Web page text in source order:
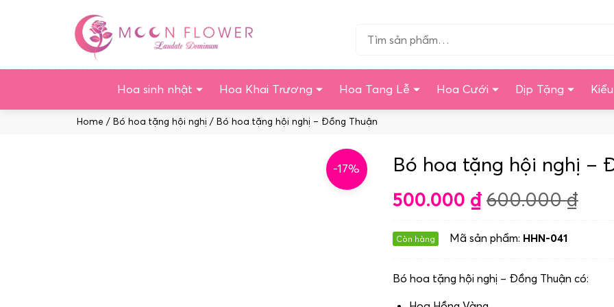
Tìm…
Hoa sinh nhật Hoa Khai Trương Hoa Tang Lễ Hoa Cưới Dịp Tặng
Home / Bó hoa tặng hội nghị / Bó hoa tặng hội nghị – Đồng Thuận
-17% Bó hoa tặng hội nghị –
500.000 ₫ 600.000₫
Còn hàng Mã sản phẩm: HHN-041
Bó hoa tặng hội nghị – Đồng Thuận có: